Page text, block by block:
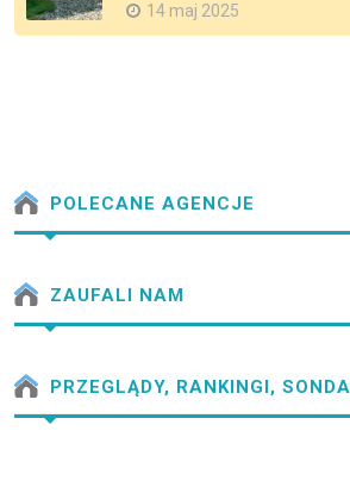
14 maj 2025
POLECANE AGENCJE
ZAUFALI NAM
PRZEGLĄDY, RANKINGI,